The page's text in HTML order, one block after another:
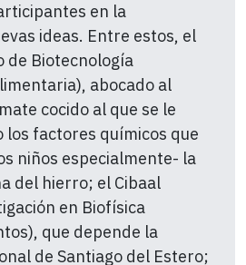
en la
ideas. Entre estos, el
Biotecnología
abocado al
cocido al que se le
los factores químicos que
niños especialmente- la
del hierro; el Cibaal
en Biofísica
que depende la
de Santiago del Estero;